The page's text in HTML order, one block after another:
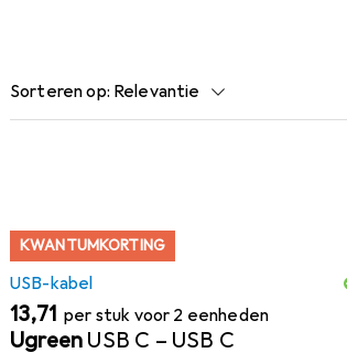
Sorteren op: Relevantie
KWANTUMKORTING
USB-kabel
EUR
13,71 per stuk voor 2 eenheden
Ugreen USB C – USB C